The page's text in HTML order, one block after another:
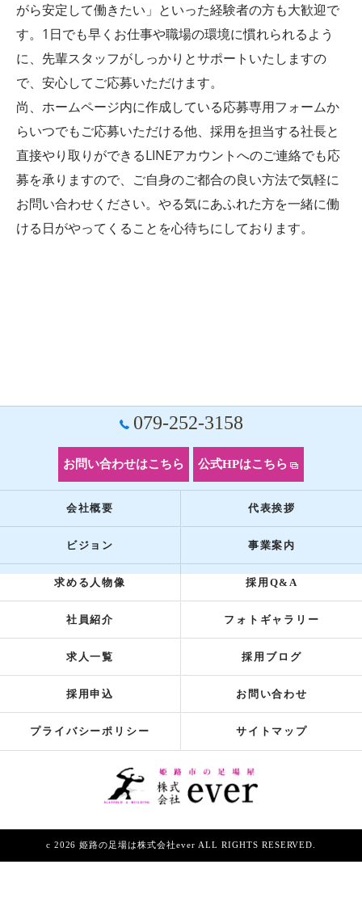
がら安定して働きたい」といった経験者の方も大歓迎で
す。1日でも早くお仕事や職場の環境に慣れられるよう
に、先輩スタッフがしっかりとサポートいたしますの
で、安心してご応募いただけます。
尚、ホームページ内に作成している応募専用フォームか
らいつでもご応募いただける他、採用を担当する社長と
直接やり取りができるLINEアカウントへのご連絡でも応
募を承りますので、ご自身のご都合の良い方法で気軽に
お問い合わせください。やる気にあふれた方を一緒に働
ける日がやってくることを心待ちにしております。
079-252-3158
お問い合わせはこちら 公式HPはこちら
会社概要 代表挨拶
ビジョン 事業案内
求める人物像 採用Q&A
社員紹介 フォトギャラリー
求人一覧 採用ブログ
採用申込 お問い合わせ
プライバシーポリシー サイトマップ
c 2026 姫路の足場は株式会社ever ALL RIGHTS RESERVED.